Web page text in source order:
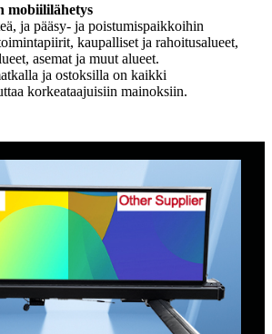
mobiililähetys
ja pääsy- ja poistumispaikkoihin
kaupalliset ja rahoitusalueet,
asemat ja muut alueet.
ja ostoksilla on kaikki
korkeataajuisiin mainoksiin.